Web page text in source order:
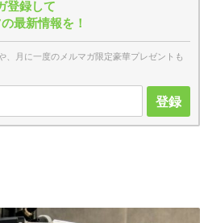
登録して
最新情報を！
、月に一度のメルマガ限定豪華プレゼントも
登録